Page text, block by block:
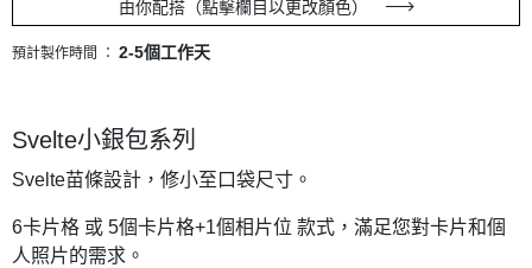
由你配搭（點擊欄目以更改顏色）
預計製作時間 ： 2-5個工作天
Svelte小銀包系列
Svelte苗條設計，修小至口袋尺寸。
6卡片格 或 5個卡片格+1個相片位 款式，滿足您對卡片和個
人照片的需求。